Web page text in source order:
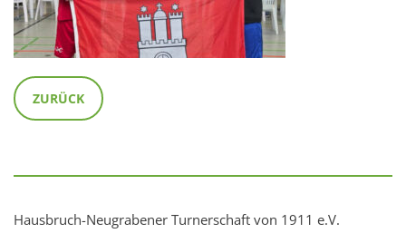
ZURÜCK
Hausbruch-Neugrabener Turnerschaft von 1911 e.V.